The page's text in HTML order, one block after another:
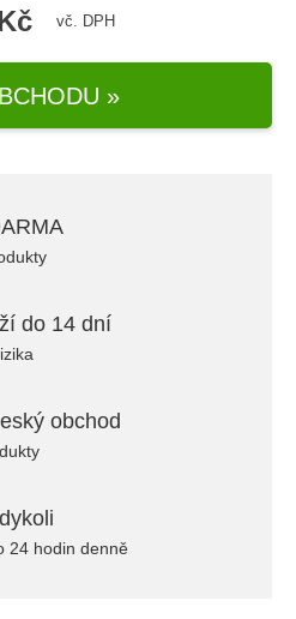
vč. DPH
»
do 14 dní
obchod
24 hodin denně